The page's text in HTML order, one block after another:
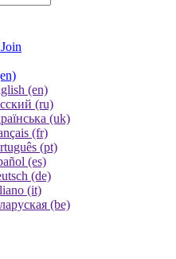
Join
(en)
(ru)
(uk)
(fr)
(pt)
(es)
(de)
(it)
(be)